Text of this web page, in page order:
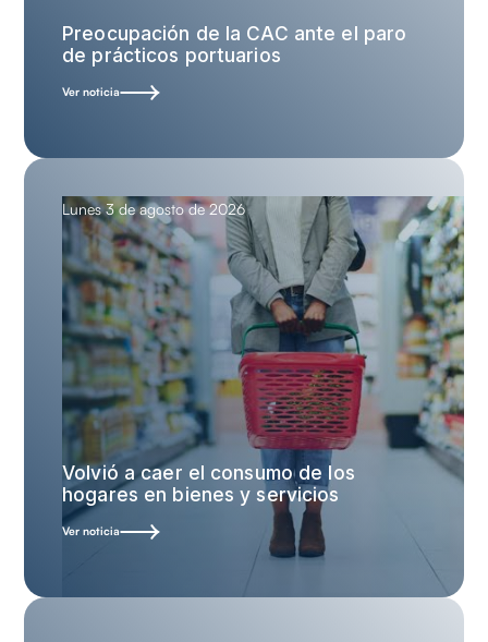
Preocupación de la CAC ante el paro
de prácticos portuarios
Ver noticia
Lunes 3 de agosto de 2026
Volvió a caer el consumo de los
hogares en bienes y servicios
Ver noticia